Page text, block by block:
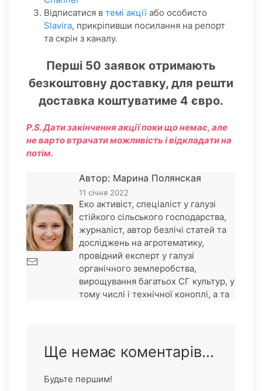
Відписатися в темі акції або особисто
Slavira, прикріпивши посилання на репорт
та скрін з каналу.
Перші 50 заявок отримають
безкоштовну доставку, для решти
доставка коштуватиме 4 євро.
P.S. Дати закінчення акції поки що немає, але
не варто втрачати можливість і відкладати на
потім.
Автор: Марина Полянская
11 січня 2022
Еко активіст, спеціаліст у галузі
стійкого сільського господарства,
журналіст, автор безлічі статей та
досліджень на агротематику,
провідний експерт у галузі
органічного землеробства,
вирощування багатьох СГ культур, у
тому числі і технічної коноплі, а та
Ще немає коментарів...
Будьте першим!